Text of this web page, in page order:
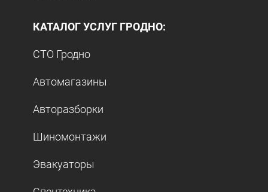
КАТАЛОГ УСЛУГ ГРОДНО:
СТО Гродно
Автомагазины
Авторазборки
Шиномонтажи
Эвакуаторы